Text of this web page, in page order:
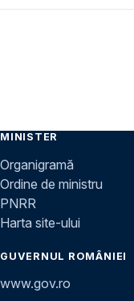
MINISTER
Organigramă
Ordine de ministru
PNRR
Harta site-ului
GUVERNUL ROMÂNIEI
www.gov.ro